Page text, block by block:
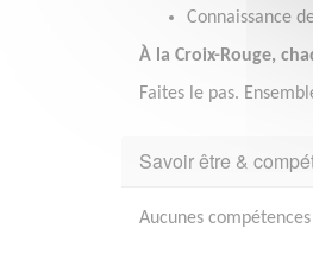
Connaissance
À la Croix-Rouge,
Faites le pas.
Savoir être &
Aucunes